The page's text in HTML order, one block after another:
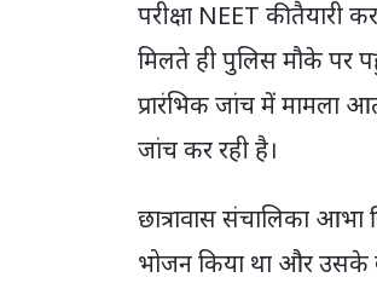
परीक्षा NEET की तैयारी
मिलते ही पुलिस मौके पर
प्रारंभिक जांच में मामला
जांच कर रही है।
छात्रावास संचालिका आभा
भोजन किया था और उसके